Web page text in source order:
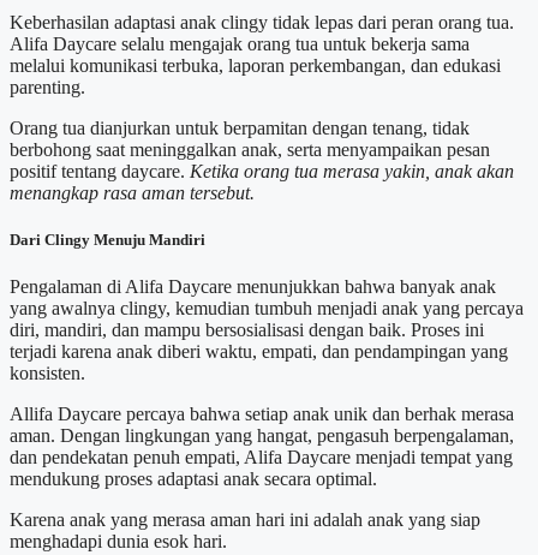
Keberhasilan adaptasi anak clingy tidak lepas dari peran orang tua.
Alifa Daycare selalu mengajak orang tua untuk bekerja sama
melalui komunikasi terbuka, laporan perkembangan, dan edukasi
parenting.
Orang tua dianjurkan untuk berpamitan dengan tenang, tidak
berbohong saat meninggalkan anak, serta menyampaikan pesan
positif tentang daycare. Ketika orang tua merasa yakin, anak akan
menangkap rasa aman tersebut.
Dari Clingy Menuju Mandiri
Pengalaman di Alifa Daycare menunjukkan bahwa banyak anak
yang awalnya clingy, kemudian tumbuh menjadi anak yang percaya
diri, mandiri, dan mampu bersosialisasi dengan baik. Proses ini
terjadi karena anak diberi waktu, empati, dan pendampingan yang
konsisten.
Allifa Daycare percaya bahwa setiap anak unik dan berhak merasa
aman. Dengan lingkungan yang hangat, pengasuh berpengalaman,
dan pendekatan penuh empati, Alifa Daycare menjadi tempat yang
mendukung proses adaptasi anak secara optimal.
Karena anak yang merasa aman hari ini adalah anak yang siap
menghadapi dunia esok hari.